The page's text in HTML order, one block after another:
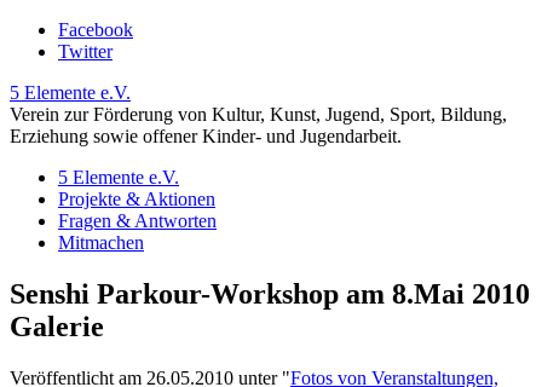
Facebook
Twitter
5 Elemente e.V.
Verein zur Förderung von Kultur, Kunst, Jugend, Sport, Bildung,
Erziehung sowie offener Kinder- und Jugendarbeit.
5 Elemente e.V.
Projekte & Aktionen
Fragen & Antworten
Mitmachen
Senshi Parkour-Workshop am 8.Mai 2010
Galerie
Veröffentlicht am 26.05.2010 unter "Fotos von Veranstaltungen,